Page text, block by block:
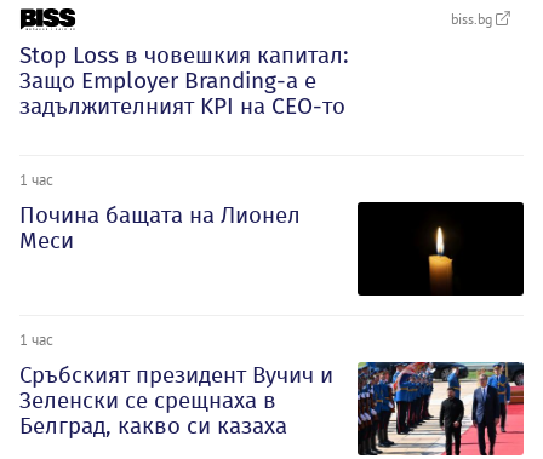
biss.bg
Stop Loss в човешкия капитал:
Защо Employer Branding-а е
задължителният KPI на CEO-то
1 час
Почина бащата на Лионел
Меси
1 час
Сръбският президент Вучич и
Зеленски се срещнаха в
Белград, какво си казаха